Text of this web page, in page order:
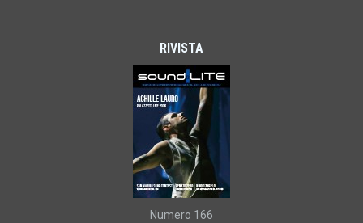
RIVISTA
Numero 166